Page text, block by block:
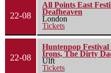
22-08
All Points East
Deafheaven
London
Tickets
22-08
Huntenpop
Irons, The Dirty
Ulft
Tickets